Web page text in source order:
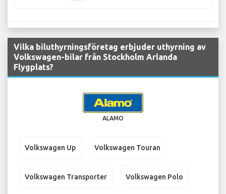
Vilka biluthyrningsföretag erbjuder uthyrning av
Volkswagen-bilar från Stockholm Arlanda
Flygplats?
ALAMO
Volkswagen Up Volkswagen Touran
Volkswagen Transporter Volkswagen Polo